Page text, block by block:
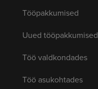
Tööpakkumised
Uued tööpakkumised
Töö valdkondades
Töö asukohtades